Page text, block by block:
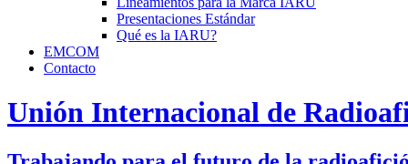
Presentaciones Estándar
Qué es la IARU?
EMCOM
Contacto
Unión Internacional de